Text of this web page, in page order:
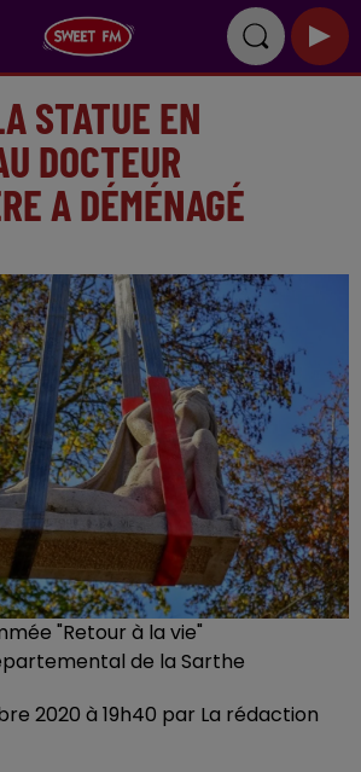
STATUE EN
DOCTEUR
A DÉMÉNAGÉ
"Retour à la vie"
de la Sarthe
2020 à 19h40 par La rédaction